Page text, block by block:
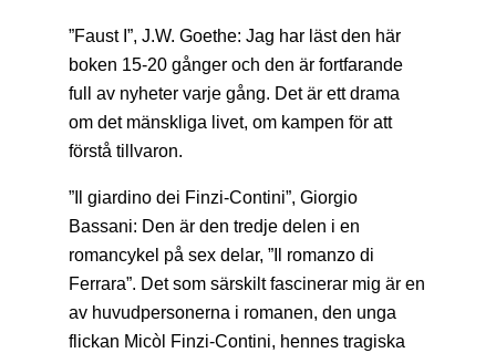
”Faust I”, J.W. Goethe: Jag har läst den här
boken 15-20 gånger och den är fortfarande
full av nyheter varje gång. Det är ett drama
om det mänskliga livet, om kampen för att
förstå tillvaron.
”Il giardino dei Finzi-Contini”, Giorgio
Bassani: Den är den tredje delen i en
romancykel på sex delar, ”Il romanzo di
Ferrara”. Det som särskilt fascinerar mig är en
av huvudpersonerna i romanen, den unga
flickan Micòl Finzi-Contini, hennes tragiska